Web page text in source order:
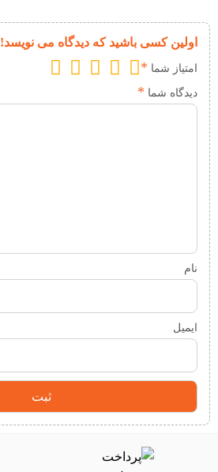
اولین کسی باشید که دیدگاه می نویسد!
امتیاز شما *
دیدگاه شما *
نام
ایمیل